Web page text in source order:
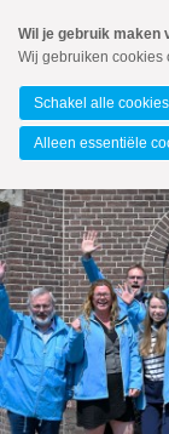
naar
Spring
de
inhoud
Spring
naar
hoofdmenu
Kampen
CAMPAGNE-
Zoeken:
Wil je gebruik maken
Wij gebruiken cookies
Schakel alle
Alleen essentiële